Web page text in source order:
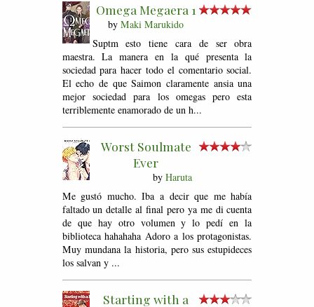
Omega Megaera 1
by Maki Marukido
Suptm esto tiene cara de ser obra
maestra. La manera en la qué presenta la
sociedad para hacer todo el comentario social.
El echo de que Saimon claramente ansia una
mejor sociedad para los omegas pero esta
terriblemente enamorado de un h...
Worst Soulmate
Ever
by Haruta
Me gustó mucho. Iba a decir que me había
faltado un detalle al final pero ya me di cuenta
de que hay otro volumen y lo pedí en la
biblioteca hahahaha Adoro a los protagonistas.
Muy mundana la historia, pero sus estupideces
los salvan y ...
Starting with a